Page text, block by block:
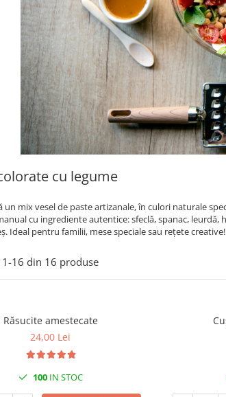
cu legume
un mix vesel de paste artizanale, în culori naturale
cu ingrediente autentice: sfeclă, spanac,
Ideal pentru familii, mese speciale sau rețete creative!
1-16 din 16 produse
Răsucite amestecate
24,00 Lei
100IN STOC